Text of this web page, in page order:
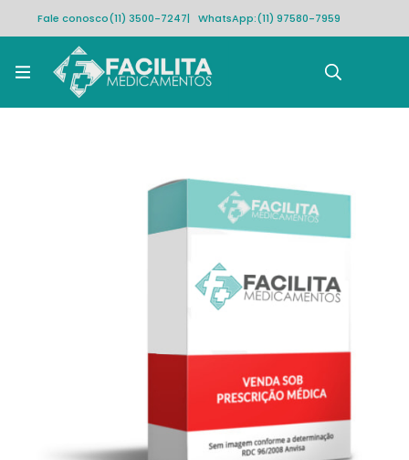
Fale conosco(11) 3500-7247| WhatsApp:(11) 97580-7959
Rastrear pedido